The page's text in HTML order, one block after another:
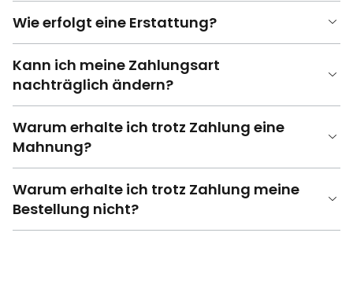
Wie erfolgt eine Erstattung?
Kann ich meine Zahlungsart
nachträglich ändern?
Warum erhalte ich trotz Zahlung eine
Mahnung?
Warum erhalte ich trotz Zahlung meine
Bestellung nicht?